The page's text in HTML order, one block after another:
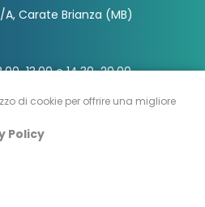
A, Carate Brianza (MB)
13.00 e 14.30-20.00
di cookie per offrire una migliore
Policy